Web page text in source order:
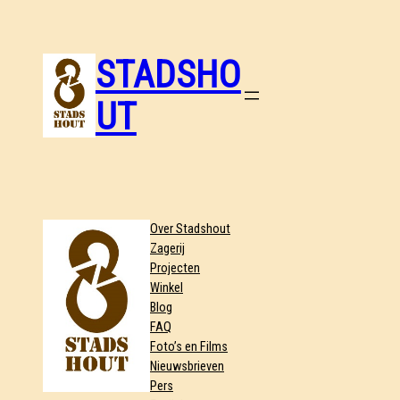
STADSHO
UT
Over Stadshout
Zagerij
Projecten
Winkel
Blog
FAQ
Foto’s en Films
Nieuwsbrieven
Pers